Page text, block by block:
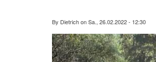
By DietrichonSa., 26.02.2022 - 12:30